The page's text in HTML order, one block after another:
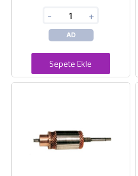
- +
AD
Sepete Ekle